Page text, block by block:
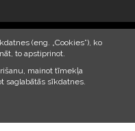
SIA
(eng. „Cookies”), ko
to apstiprinot.
mainot tīmekļa
saglabātās sīkdatnes.